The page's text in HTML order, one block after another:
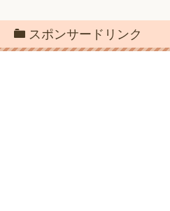
スポンサードリンク